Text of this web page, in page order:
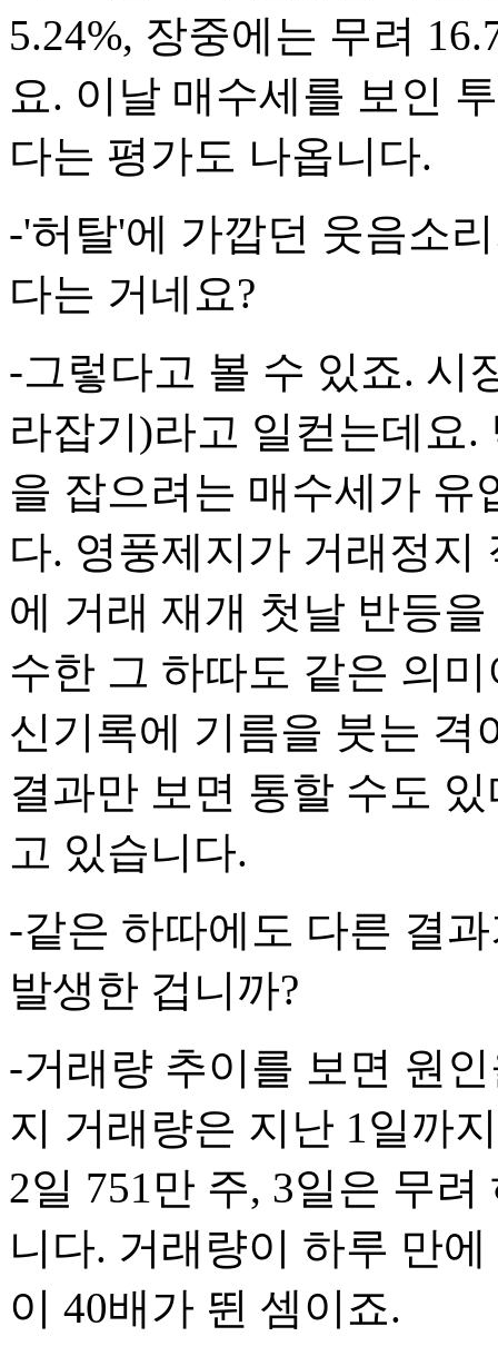
5.24%, 장중에는 무려
요. 이날 매수세를 보인
다는 평가도 나옵니다.
-'허탈'에 가깝던 웃음소
다는 거네요?
-그렇다고 볼 수 있죠. 시
라잡기)라고 일컫는데요
을 잡으려는 매수세가 유
다. 영풍제지가 거래정지
에 거래 재개 첫날 반등
수한 그 하따도 같은 의
신기록에 기름을 붓는 격
결과만 보면 통할 수도
고 있습니다.
-같은 하따에도 다른 결
발생한 겁니까?
-거래량 추이를 보면 원
지 거래량은 지난 1일까
2일 751만 주, 3일은 무
니다. 거래량이 하루 만
이 40배가 뛴 셈이죠.